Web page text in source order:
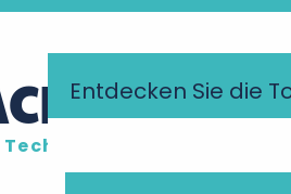
Entdecken Sie die